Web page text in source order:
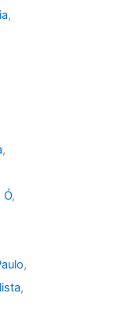
,
,
Ó,
,
,